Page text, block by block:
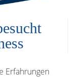
Erfahrungen